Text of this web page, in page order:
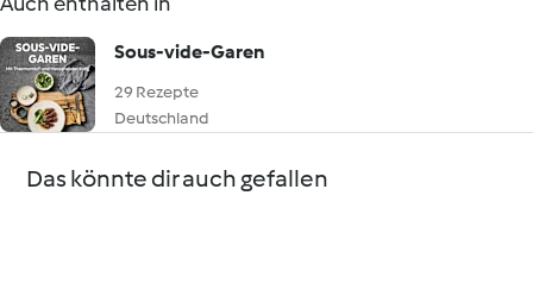
Sous-vide-Garen
29 Rezepte
Deutschland
Das könnte dir auch gefallen